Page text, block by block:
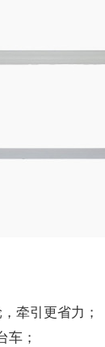
牵引更省力；
车；